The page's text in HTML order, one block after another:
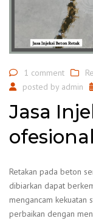
1 comment
posted by admin
Jasa
ofesional
Retakan pada beton
dibiarkan dapat
mengancam kekuatan
perbaikan dengan